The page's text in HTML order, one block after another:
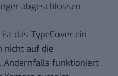
abgeschlossen
das TypeCover ein
nicht auf die
Andernfalls funktioniert